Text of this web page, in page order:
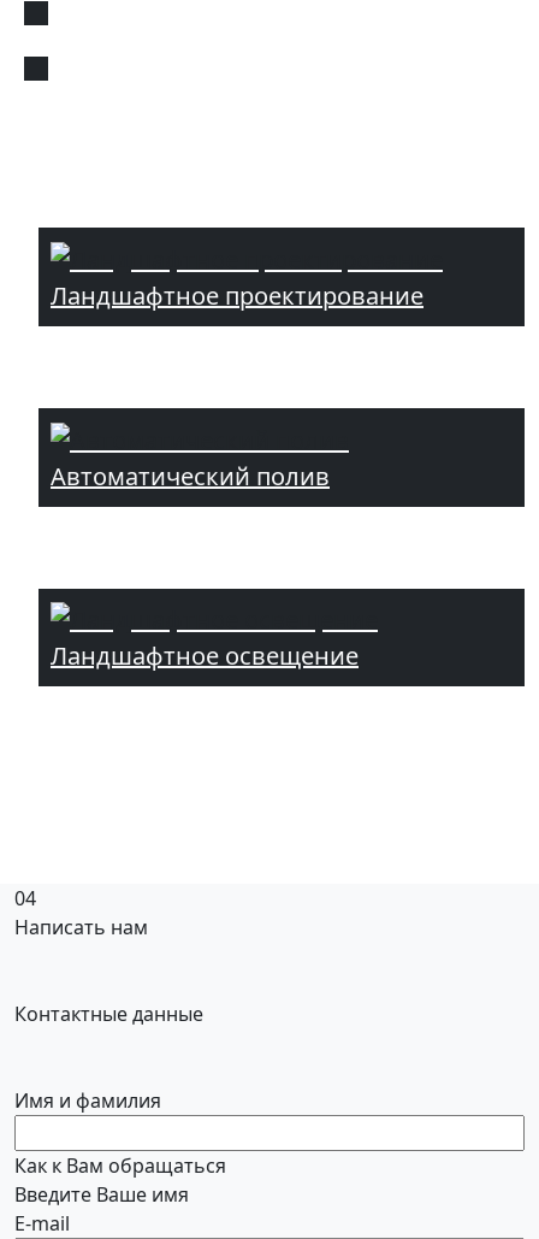
Ландшафтное проектирование
Автоматический полив
Ландшафтное освещение
04
Написать нам
Контактные данные
Имя и фамилия
Как к Вам обращаться
Введите Ваше имя
E-mail